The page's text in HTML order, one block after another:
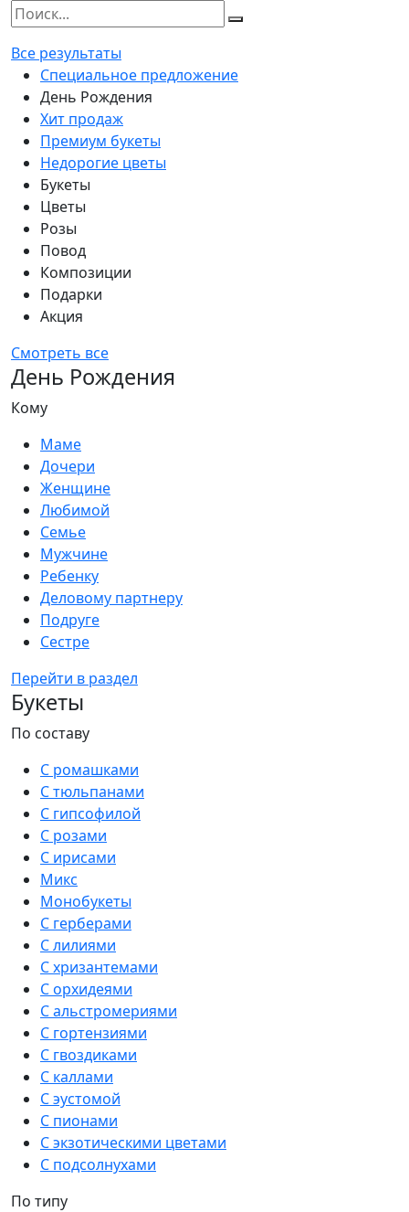
Все результаты
Специальное предложение
День Рождения
Хит продаж
Премиум букеты
Недорогие цветы
Букеты
Цветы
Розы
Повод
Композиции
Подарки
Акция
Смотреть все
День Рождения
Кому
Маме
Дочери
Женщине
Любимой
Семье
Мужчине
Ребенку
Деловому партнеру
Подруге
Сестре
Перейти в раздел
Букеты
По составу
С ромашками
С тюльпанами
С гипсофилой
С розами
С ирисами
Микс
Монобукеты
С герберами
С лилиями
С хризантемами
С орхидеями
С альстромериями
С гортензиями
С гвоздиками
С каллами
С эустомой
С пионами
С экзотическими цветами
С подсолнухами
По типу